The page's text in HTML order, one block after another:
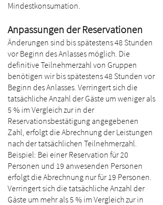
Mindestkonsumation.
Anpassungen der Reservationen
Änderungen sind bis spätestens 48 Stunden
vor Beginn des Anlasses möglich. Die
definitive Teilnehmerzahl von Gruppen
benötigen wir bis spätestens 48 Stunden vor
Beginn des Anlasses. Verringert sich die
tatsächliche Anzahl der Gäste um weniger als
5 % im Vergleich zur in der
Reservationsbestätigung angegebenen
Zahl, erfolgt die Abrechnung der Leistungen
nach der tatsächlichen Teilnehmerzahl.
Beispiel: Bei einer Reservation für 20
Personen und 19 anwesenden Personen
erfolgt die Abrechnung nur für 19 Personen.
Verringert sich die tatsächliche Anzahl der
Gäste um mehr als 5 % im Vergleich zur in